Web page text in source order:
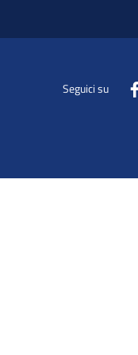
Seguici su